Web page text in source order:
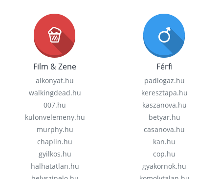
Film & Zene
alkonyat.hu
walkingdead.hu
007.hu
kulonvelemeny.hu
murphy.hu
chaplin.hu
gyilkos.hu
halhatatlan.hu
Férfi
padlogaz.hu
keresztapa.hu
kaszanova.hu
betyar.hu
casanova.hu
kan.hu
cop.hu
gyakornok.hu